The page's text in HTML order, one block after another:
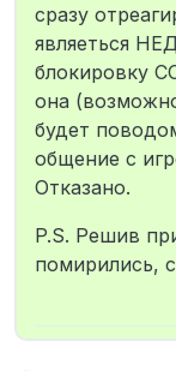
сразу
являеться
блокировку
она
будет
общение с
Отказано.
P.S. Решив
помирились,